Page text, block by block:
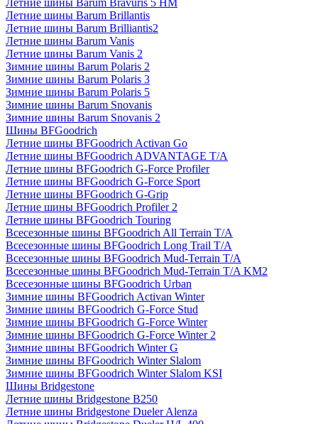
Летние шины Barum Bravuris 5 HM
Летние шины Barum Brillantis
Летние шины Barum Brilliantis2
Летние шины Barum Vanis
Летние шины Barum Vanis 2
Зимние шины Barum Polaris 2
Зимние шины Barum Polaris 3
Зимние шины Barum Polaris 5
Зимние шины Barum Snovanis
Зимние шины Barum Snovanis 2
Шины BFGoodrich
Летние шины BFGoodrich Activan Go
Летние шины BFGoodrich ADVANTAGE T/A
Летние шины BFGoodrich G-Force Profiler
Летние шины BFGoodrich G-Force Sport
Летние шины BFGoodrich G-Grip
Летние шины BFGoodrich Profiler 2
Летние шины BFGoodrich Touring
Всесезонные шины BFGoodrich All Terrain T/A
Всесезонные шины BFGoodrich Long Trail T/A
Всесезонные шины BFGoodrich Mud-Terrain T/A
Всесезонные шины BFGoodrich Mud-Terrain T/A KM2
Всесезонные шины BFGoodrich Urban
Зимние шины BFGoodrich Activan Winter
Зимние шины BFGoodrich G-Force Stud
Зимние шины BFGoodrich G-Force Winter
Зимние шины BFGoodrich G-Force Winter 2
Зимние шины BFGoodrich Winter G
Зимние шины BFGoodrich Winter Slalom
Зимние шины BFGoodrich Winter Slalom KSI
Шины Bridgestone
Летние шины Bridgestone B250
Летние шины Bridgestone Dueler Alenza